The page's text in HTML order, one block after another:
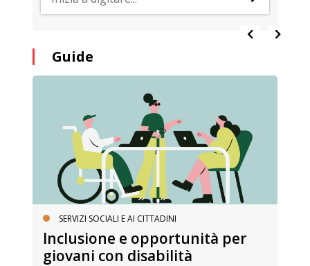
Guide
SERVIZI SOCIALI E AI CITTADINI
Inclusione e opportunità per
giovani con disabilità